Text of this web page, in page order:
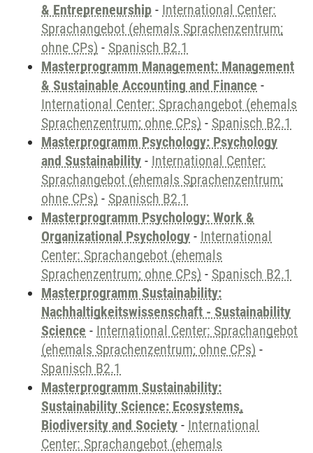
& Entrepreneurship - International Center:
Sprachangebot (ehemals Sprachenzentrum;
ohne CPs) - Spanisch B2.1
Masterprogramm Management: Management
& Sustainable Accounting and Finance -
International Center: Sprachangebot (ehemals
Sprachenzentrum; ohne CPs) - Spanisch B2.1
Masterprogramm Psychology: Psychology
and Sustainability - International Center:
Sprachangebot (ehemals Sprachenzentrum;
ohne CPs) - Spanisch B2.1
Masterprogramm Psychology: Work &
Organizational Psychology - International
Center: Sprachangebot (ehemals
Sprachenzentrum; ohne CPs) - Spanisch B2.1
Masterprogramm Sustainability:
Nachhaltigkeitswissenschaft - Sustainability
Science - International Center: Sprachangebot
(ehemals Sprachenzentrum; ohne CPs) -
Spanisch B2.1
Masterprogramm Sustainability:
Sustainability Science: Ecosystems,
Biodiversity and Society - International
Center: Sprachangebot (ehemals